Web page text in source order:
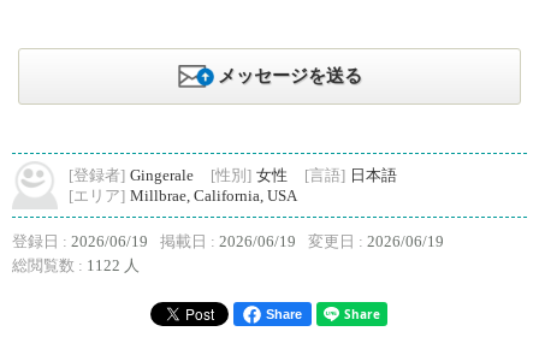
メッセージを送る
[登録者] Gingerale [性別] 女性 [言語] 日本語
[エリア] Millbrae, California, USA
登録日 : 2026/06/19 掲載日 : 2026/06/19 変更日 : 2026/06/19
総閲覧数 : 1122 人
Share